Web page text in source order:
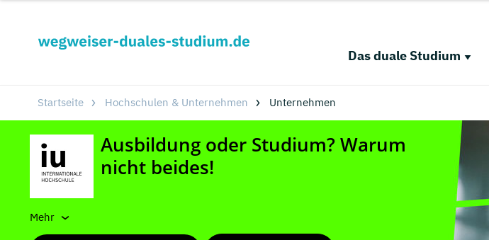
Das duale Studium
Startseite Hochschulen & Unternehmen Unternehmen
Mehr